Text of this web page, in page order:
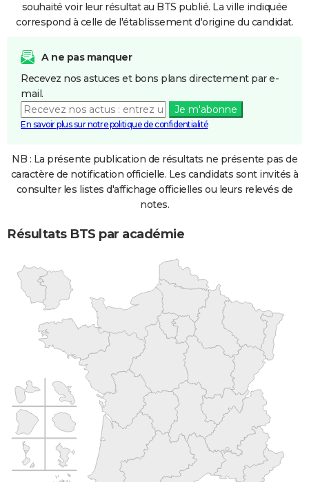
souhaité voir leur résultat au BTS publié. La ville indiquée
correspond à celle de l'établissement d'origine du candidat.
A ne pas manquer
Recevez nos astuces et bons plans directement par e-
mail.
Je m'abonne
En savoir plus sur notre politique de confidentialité
NB : La présente publication de résultats ne présente pas de
caractère de notification officielle. Les candidats sont invités à
consulter les listes d'affichage officielles ou leurs relevés de
notes.
Résultats BTS par académie